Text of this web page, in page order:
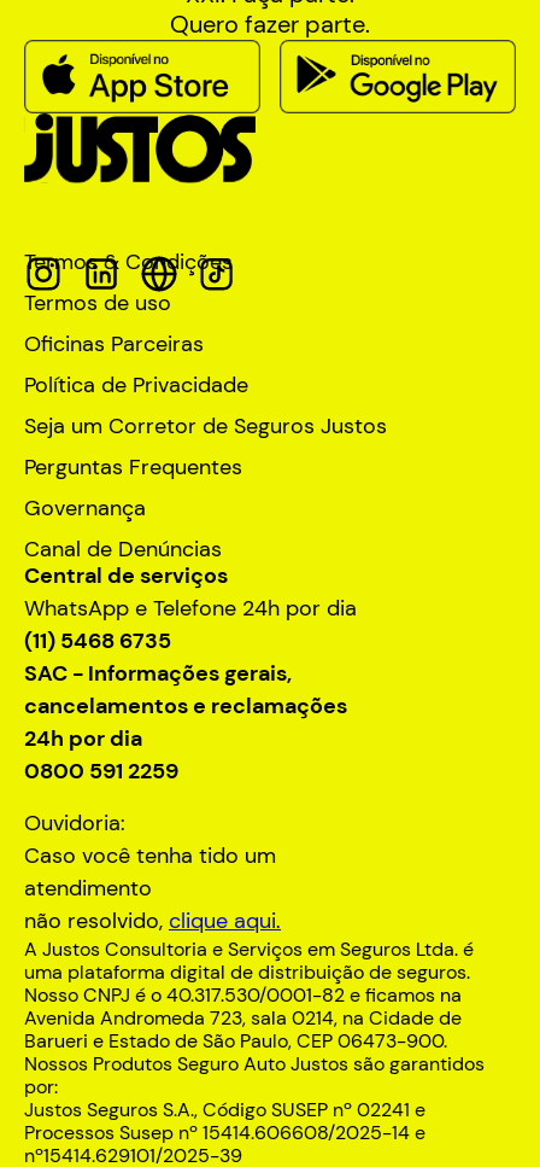
Quero fazer parte.
Termos & Condições
Termos de uso
Oficinas Parceiras
Política de Privacidade
Seja um Corretor de Seguros Justos
Perguntas Frequentes
Governança
Canal de Denúncias
Central de serviços
WhatsApp e Telefone 24h por dia
(11) 5468 6735
SAC - Informações gerais,
cancelamentos e reclamações
24h por dia
0800 591 2259
Ouvidoria:
Caso você tenha tido um
atendimento
não resolvido, clique aqui.
A Justos Consultoria e Serviços em Seguros Ltda. é
uma plataforma digital de distribuição de seguros.
Nosso CNPJ é o 40.317.530/0001-82 e ficamos na
Avenida Andromeda 723, sala 0214, na Cidade de
Barueri e Estado de São Paulo, CEP 06473-900.
Nossos Produtos Seguro Auto Justos são garantidos
por:
Justos Seguros S.A., Código SUSEP nº 02241 e
Processos Susep nº 15414.606608/2025-14 e
nº15414.629101/2025-39